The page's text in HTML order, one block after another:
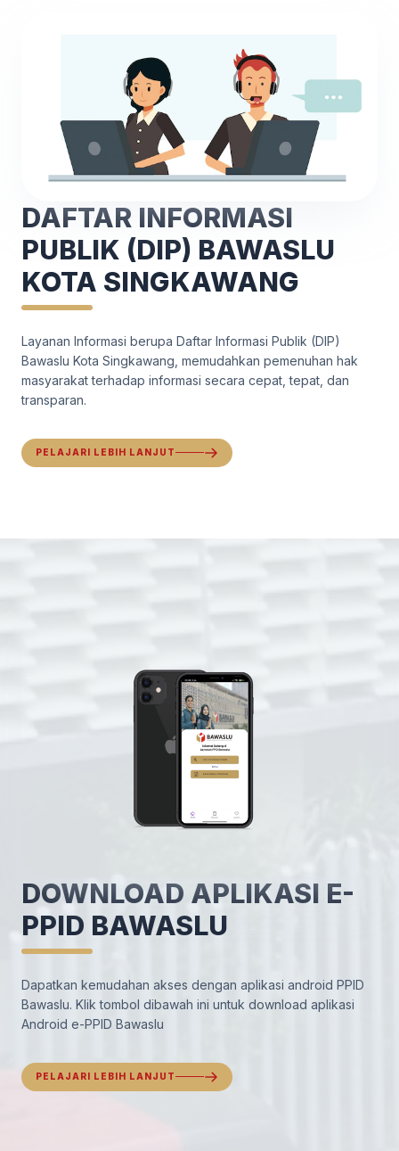
DAFTAR INFORMASI
PUBLIK (DIP) BAWASLU
KOTA SINGKAWANG
Layanan Informasi berupa Daftar Informasi Publik (DIP)
Bawaslu Kota Singkawang, memudahkan pemenuhan hak
masyarakat terhadap informasi secara cepat, tepat, dan
transparan.
PELAJARI LEBIH LANJUT
DOWNLOAD APLIKASI E-
PPID BAWASLU
Dapatkan kemudahan akses dengan aplikasi android PPID
Bawaslu. Klik tombol dibawah ini untuk download aplikasi
Android e-PPID Bawaslu
PELAJARI LEBIH LANJUT